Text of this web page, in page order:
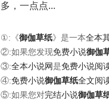
多，一点点...
①:《御伽草纸》是一本全本
②:如果您发现免费小说御伽
③:全本小说网是免费小说阅
④:免费小说御伽草纸全文阅
⑤:如果您对完结小说御伽草